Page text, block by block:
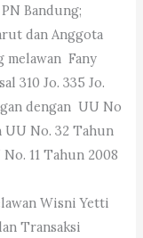
Bandung;
dan Anggota
melawan Fany
310 Jo. 335 Jo.
dengan UU No
UU No. 32 Tahun
11 Tahun 2008
Wisni Yetti
Transaksi